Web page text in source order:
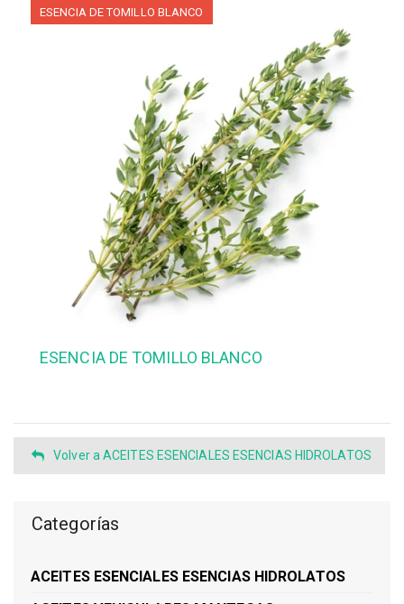
ESENCIA DE TOMILLO BLANCO
ESENCIA DE TOMILLO BLANCO
Volver a ACEITES ESENCIALES ESENCIAS HIDROLATOS
Categorías
ACEITES ESENCIALES ESENCIAS HIDROLATOS